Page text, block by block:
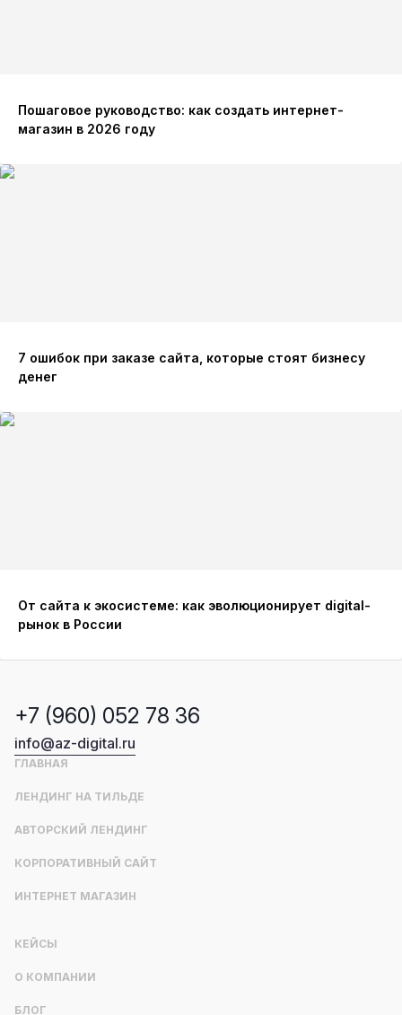
Пошаговое руководство: как создать интернет-
магазин в 2026 году
7 ошибок при заказе сайта, которые стоят бизнесу
денег
От сайта к экосистеме: как эволюционирует digital-
рынок в России
+7 (960) 052 78 36
info@az-digital.ru
ГЛАВНАЯ
ЛЕНДИНГ НА ТИЛЬДЕ
АВТОРСКИЙ ЛЕНДИНГ
КОРПОРАТИВНЫЙ САЙТ
ИНТЕРНЕТ МАГАЗИН
КЕЙСЫ
О КОМПАНИИ
БЛОГ